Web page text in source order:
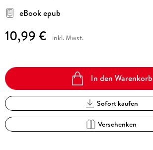
eBook epub
10,99 € inkl. Mwst.
In den Warenkorb
Sofort kaufen
Verschenken